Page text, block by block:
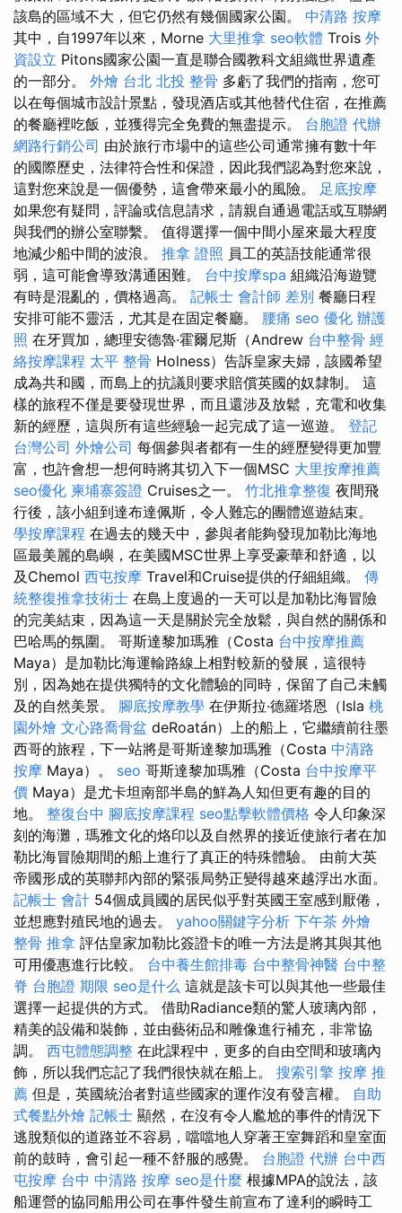
該島的區域不大，但它仍然有幾個國家公園。 中清路 按摩
其中，自1997年以來，Morne 大里推拿 seo軟體 Trois 外
資設立 Pitons國家公園一直是聯合國教科文組織世界遺產
的一部分。 外燴 台北 北投 整骨 多虧了我們的指南，您可
以在每個城市設計景點，發現酒店或其他替代住宿，在推薦
的餐廳裡吃飯，並獲得完全免費的無盡提示。 台胞證 代辦
網路行銷公司 由於旅行市場中的這些公司通常擁有數十年
的國際歷史，法律符合性和保證，因此我們認為對您來說，
這對您來說是一個優勢，這會帶來最小的風險。 足底按摩
如果您有疑問，評論或信息請求，請親自通過電話或互聯網
與我們的辦公室聯繫。 值得選擇一個中間小屋來最大程度
地減少船中間的波浪。 推拿 證照 員工的英語技能通常很
弱，這可能會導致溝通困難。 台中按摩spa 組織沿海遊覽
有時是混亂的，價格過高。 記帳士 會計師 差別 餐廳日程
安排可能不靈活，尤其是在固定餐廳。 腰痛 seo 優化 辦護
照 在牙買加，總理安德魯·霍爾尼斯（Andrew 台中整骨 經
絡按摩課程 太平 整骨 Holness）告訴皇家夫婦，該國希望
成為共和國，而島上的抗議則要求賠償英國的奴隸制。 這
樣的旅程不僅是要發現世界，而且還涉及放鬆，充電和收集
新的經歷，這與所有這些經驗一起完成了這一巡遊。 登記
台灣公司 外燴公司 每個參與者都有一生的經歷變得更加豐
富，也許會想一想何時將其切入下一個MSC 大里按摩推薦
seo優化 柬埔寨簽證 Cruises之一。 竹北推拿整復 夜間飛
行後，該小組到達布達佩斯，令人難忘的團體巡遊結束。
學按摩課程 在過去的幾天中，參與者能夠發現加勒比海地
區最美麗的島嶼，在美國MSC世界上享受豪華和舒適，以
及Chemol 西屯按摩 Travel和Cruise提供的仔細組織。 傳
統整復推拿技術士 在島上度過的一天可以是加勒比海冒險
的完美結束，因為這一天是關於完全放鬆，與自然的關係和
巴哈馬的氛圍。 哥斯達黎加瑪雅（Costa 台中按摩推薦
Maya）是加勒比海運輸路線上相對較新的發展，這很特
別，因為她在提供獨特的文化體驗的同時，保留了自己未觸
及的自然美景。 腳底按摩教學 在伊斯拉·德羅塔恩（Isla 桃
園外燴 文心路喬骨盆 deRoatán）上的船上，它繼續前往墨
西哥的旅程，下一站將是哥斯達黎加瑪雅（Costa 中清路
按摩 Maya）。 seo 哥斯達黎加瑪雅（Costa 台中按摩平
價 Maya）是尤卡坦南部半島的鮮為人知但更有趣的目的
地。 整復台中 腳底按摩課程 seo點擊軟體價格 令人印象深
刻的海灘，瑪雅文化的烙印以及自然界的接近使旅行者在加
勒比海冒險期間的船上進行了真正的特殊體驗。 由前大英
帝國形成的英聯邦內部的緊張局勢正變得越來越浮出水面。
記帳士 會計 54個成員國的居民似乎對英國王室感到厭倦，
並想應對殖民地的過去。 yahoo關鍵字分析 下午茶 外燴
整骨 推拿 評估皇家加勒比簽證卡的唯一方法是將其與其他
可用優惠進行比較。 台中養生館排毒 台中整骨神醫 台中整
脊 台胞證 期限 seo是什么 這就是該卡可以與其他一些最佳
選擇一起提供的方式。 借助Radiance類的驚人玻璃內部，
精美的設備和裝飾，並由藝術品和雕像進行補充，非常協
調。 西屯體態調整 在此課程中，更多的自由空間和玻璃內
飾，所以我們忘記了我們很快就在船上。 搜索引擎 按摩 推
薦 但是，英國統治者對這些國家的運作沒有發言權。 自助
式餐點外燴 記帳士 顯然，在沒有令人尷尬的事件的情況下
逃脫類似的道路並不容易，噹噹地人穿著王室舞蹈和皇室面
前的鼓時，會引起一種不舒服的感覺。 台胞證 代辦 台中西
屯按摩 台中 中清路 按摩 seo是什麼 根據MPA的說法，該
船運營的協同船用公司在事件發生前宣布了達利的瞬時工